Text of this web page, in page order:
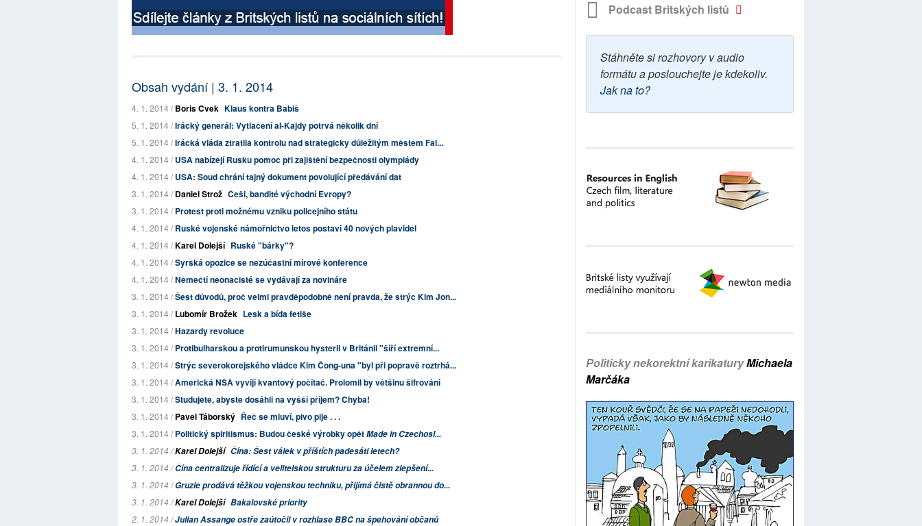
Obsah vydání | 3. 1. 2014
4. 1. 2014 /Boris Cvek Klaus kontra Babiš
5. 1. 2014 /Irácký generál: Vytlačení al-Kajdy potrvá několik dní
5. 1. 2014 /Irácká vláda ztratila kontrolu nad strategicky důležitým městem Fal...
4. 1. 2014 /USA nabízejí Rusku pomoc při zajištění bezpečnosti olympiády
4. 1. 2014 /USA: Soud chrání tajný dokument povolující předávání dat
3. 1. 2014 /Daniel Strož Češi, bandité východní Evropy?
3. 1. 2014 /Protest proti možnému vzniku policejního státu
4. 1. 2014 /Ruské vojenské námořnictvo letos postaví 40 nových plavidel
4. 1. 2014 /Karel Dolejší Ruské "bárky"?
4. 1. 2014 /Syrská opozice se nezúčastní mírové konference
4. 1. 2014 /Němečtí neonacisté se vydávají za novináře
3. 1. 2014 /Šest důvodů, proč velmi pravděpodobně není pravda, že strýc Kim Jon...
3. 1. 2014 /Lubomír Brožek Lesk a bída fetiše
3. 1. 2014 /Hazardy revoluce
3. 1. 2014 /Protibulharskou a protirumunskou hysterii v Británii "šíří extremní...
3. 1. 2014 /Strýc severokorejského vládce Kim Čong-una "byl při popravě roztrhá...
3. 1. 2014 /Americká NSA vyvíjí kvantový počítač. Prolomil by většinu šifrování
3. 1. 2014 /Studujete, abyste dosáhli na vyšší příjem? Chyba!
3. 1. 2014 /Pavel Táborský Řeč se mluví, pivo pije . . .
3. 1. 2014 /Politický spiritismus: Budou české výrobky opětMade in Czechosl...
3. 1. 2014 /Karel Dolejší Čína: Šest válek v příštích padesáti letech?
3. 1. 2014 /Čína centralizuje řídící a velitelskou strukturu za účelem zlepšení...
3. 1. 2014 /Gruzie prodává těžkou vojenskou techniku, přijímá čistě obrannou do...
3. 1. 2014 /Karel Dolejší Bakalovské priority
2. 1. 2014 /Julian Assange ostře zaútočil v rozhlase BBC na špehování občanů
Podcast Britských listů
Stáhněte si rozhovory v audio
formátu a poslouchejte je kdekoliv.
Jak na to?
Politicky nekorektní karikaturyMichaela
Marčáka